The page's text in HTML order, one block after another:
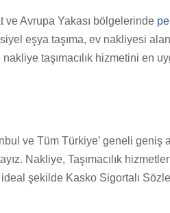
ve Avrupa Yakası bölgelerinde
eşya taşıma, ev nakliyesi
taşımacılık hizmetini en
ve Tüm Türkiye’ geneli geniş
Nakliye, Taşımacılık
ideal şekilde Kasko Sigortalı